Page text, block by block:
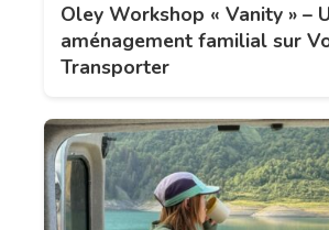
Oley Workshop « Vanity » –
aménagement familial sur
Transporter